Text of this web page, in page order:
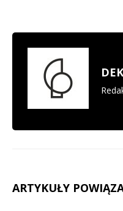
ARTYKUŁY